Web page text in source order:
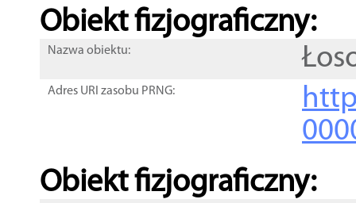
Obiekt fizjograficzny:
Nazwa obiektu:
Adres URI zasobu PRNG:
Obiekt fizjograficzny: